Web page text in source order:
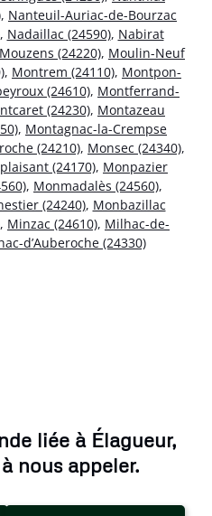
, Nanteuil-Auriac-de-Bourzac
, Nadaillac (24590), Nabirat
Mouzens (24220), Moulin-Neuf
, Montrem (24110), Montpon-
(24610), Montferrand-
(24230), Montazeau
, Montagnac-la-Crempse
(24210), Monsec (24340),
(24170), Monpazier
, Monmadalès (24560),
(24240), Monbazillac
, Minzac (24610), Milhac-de-
d’Auberoche (24330)
liée à Élagueur,
nous appeler.